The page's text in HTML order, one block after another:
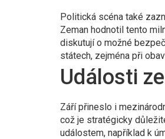
Politická scéna také
Zeman hodnotil tento
diskutují o možné
státech, zejména při
Události
Září přineslo i
což je stratégicky
událostem, například k